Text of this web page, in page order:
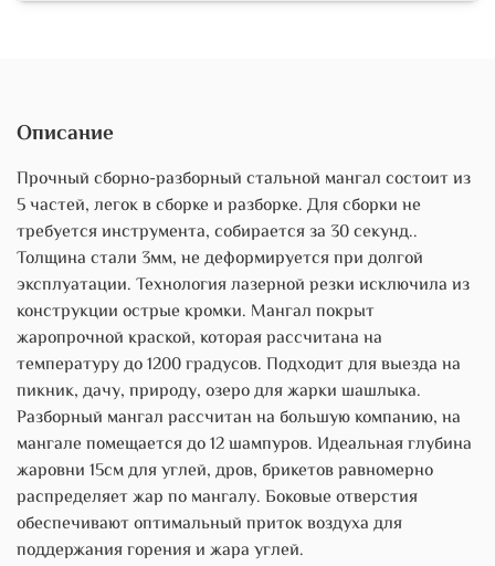
Описание
Прочный сборно-разборный стальной мангал состоит из
5 частей, легок в сборке и разборке. Для сборки не
требуется инструмента, собирается за 30 секунд..
Толщина стали 3мм, не деформируется при долгой
эксплуатации. Технология лазерной резки исключила из
конструкции острые кромки. Мангал покрыт
жаропрочной краской, которая рассчитана на
температуру до 1200 градусов. Подходит для выезда на
пикник, дачу, природу, озеро для жарки шашлыка.
Разборный мангал рассчитан на большую компанию, на
мангале помещается до 12 шампуров. Идеальная глубина
жаровни 15см для углей, дров, брикетов равномерно
распределяет жар по мангалу. Боковые отверстия
обеспечивают оптимальный приток воздуха для
поддержания горения и жара углей.